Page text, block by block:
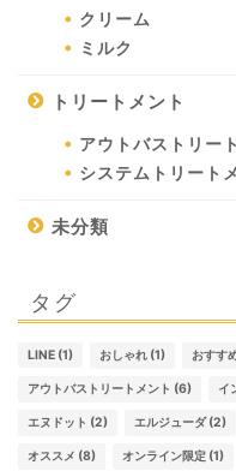
クリーム
ミルク
トリートメント
アウトバストリー
システムトリート
未分類
タグ
LINE (1) おしゃれ (1) おすす
アウトバストリートメント (6) イ
エヌドット (2) エルジューダ(2)
オススメ (8) オンライン限定 (1)